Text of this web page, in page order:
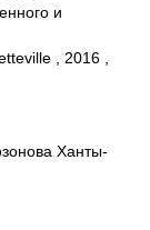
и
, 2016 ,
Ханты-